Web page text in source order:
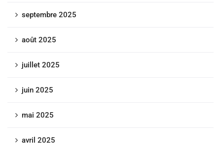
septembre 2025
août 2025
juillet 2025
juin 2025
mai 2025
avril 2025